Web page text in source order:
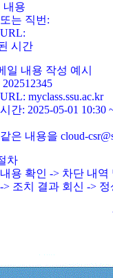
내용
는 직번:
시간
일 내용 작성 예시
myclass.ssu.ac.kr
간: 2025-05-01 10:30
은 내용을 cloud-
차
용 확인 -> 차단 내
> 조치 결과 회신 ->